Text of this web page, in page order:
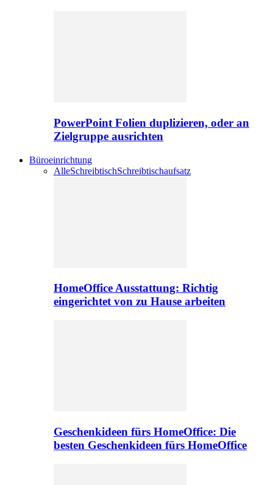
PowerPoint Folien duplizieren, oder an
Zielgruppe ausrichten
Büroeinrichtung
AlleSchreibtischSchreibtischaufsatz
HomeOffice Ausstattung: Richtig
eingerichtet von zu Hause arbeiten
Geschenkideen fürs HomeOffice: Die
besten Geschenkideen fürs HomeOffice